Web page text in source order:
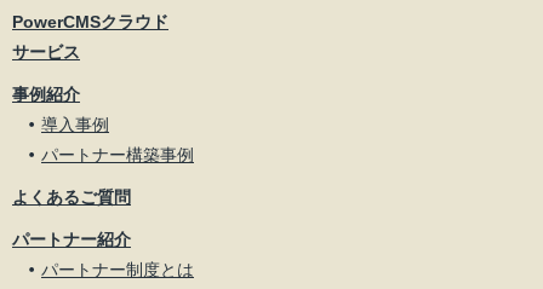
PowerCMSクラウド
サービス
事例紹介
導入事例
パートナー構築事例
よくあるご質問
パートナー紹介
パートナー制度とは